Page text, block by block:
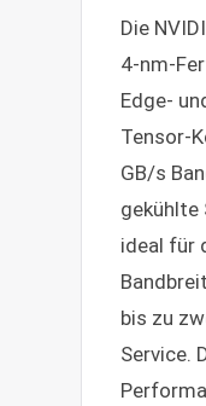
Die
4-nm-
Edge-
Tensor-
GB/s
gekühlte
ideal für
bis zu
Service.